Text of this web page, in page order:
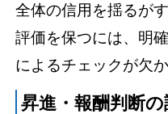
全体の信用を揺るが
評価を保つには、明
によるチェックが欠か
昇進・報酬判断